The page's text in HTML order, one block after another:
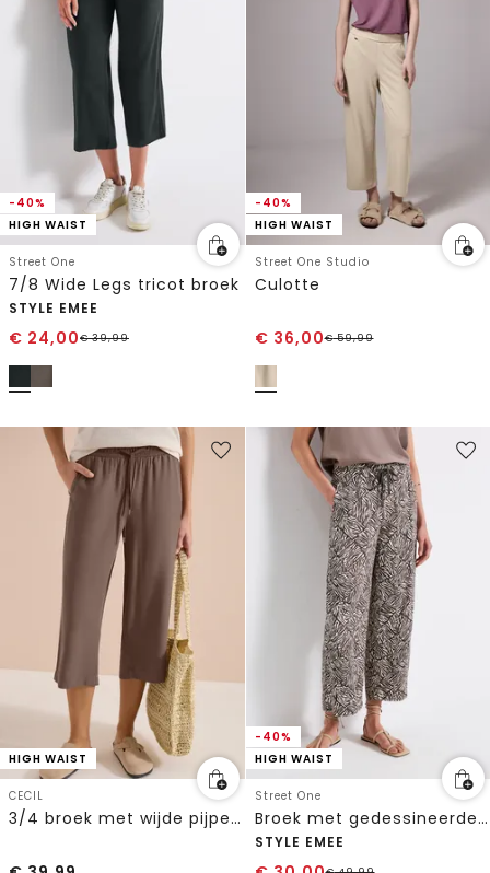
-40%
HIGH WAIST
Street One
7/8 Wide Legs tricot broek
STYLE EMEE
€ 24,00€39,99
-40%
HIGH WAIST
Street One Studio
Culotte
€ 36,00€59,99
HIGH WAIST
CECIL
3/4 broek met wijde pijpen in Loose Fit
-40%
HIGH WAIST
Street One
Broek met gedessineerde Wide Legs
STYLE EMEE